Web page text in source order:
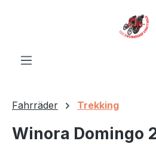
Fahrräder Trekking
Winora Domingo